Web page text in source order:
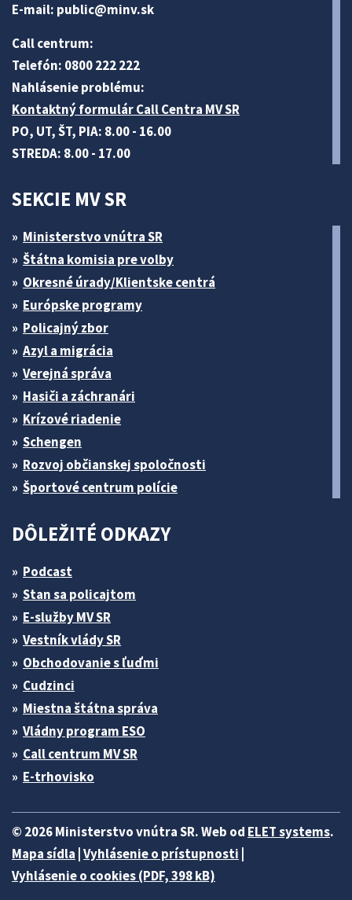
E-mail: public@minv.sk
Call centrum:
Telefón: 0800 222 222
Nahlásenie problému:
Kontaktný formulár Call Centra MV SR
PO, UT, ŠT, PIA: 8.00 - 16.00
STREDA: 8.00 - 17.00
SEKCIE MV SR
Ministerstvo vnútra SR
Štátna komisia pre volby
Okresné úrady/Klientske centrá
Európske programy
Policajný zbor
Azyl a migrácia
Verejná správa
Hasiči a záchranári
Krízové riadenie
Schengen
Rozvoj občianskej spoločnosti
Športové centrum polície
DÔLEŽITÉ ODKAZY
Podcast
Stan sa policajtom
E-služby MV SR
Vestník vlády SR
Obchodovanie s ľuďmi
Cudzinci
Miestna štátna správa
Vládny program ESO
Call centrum MV SR
E-trhovisko
© 2026 Ministerstvo vnútra SR. Web od ELET systems.
Mapa sídla Vyhlásenie o prístupnosti
Vyhlásenie o cookies (PDF, 398 kB)